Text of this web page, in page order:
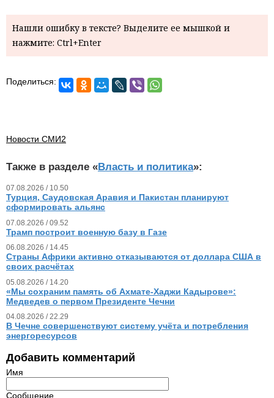
Нашли ошибку в тексте? Выделите ее мышкой и
нажмите: Ctrl+Enter
Поделиться:
Новости СМИ2
Также в разделе «Власть и политика»:
07.08.2026 / 10.50
Турция, Саудовская Аравия и Пакистан планируют
сформировать альянс
07.08.2026 / 09.52
Трамп построит военную базу в Газе
06.08.2026 / 14.45
Страны Африки активно отказываются от доллара США в
своих расчётах
05.08.2026 / 14.20
«Мы сохраним память об Ахмате-Хаджи Кадырове»:
Медведев о первом Президенте Чечни
04.08.2026 / 22.29
В Чечне совершенствуют систему учёта и потребления
энергоресурсов
Добавить комментарий
Имя
Сообщение